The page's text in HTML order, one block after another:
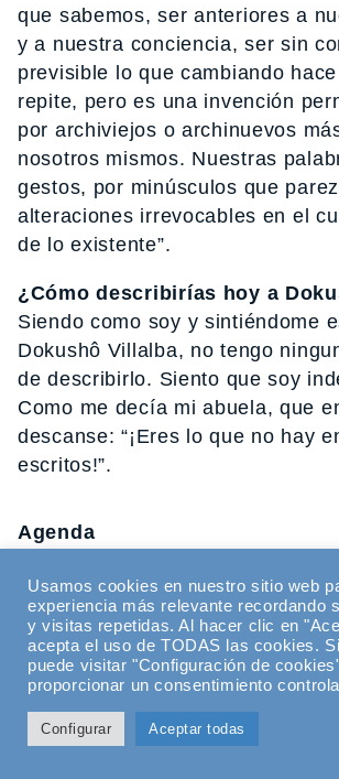
que sabemos, ser anteriores a
y a nuestra conciencia, ser sin
previsible lo que cambiando
repite, pero es una invención
por archiviejos o archinuevos
nosotros mismos. Nuestras
gestos, por minúsculos que
alteraciones irrevocables en el
de lo existente”.
¿Cómo describirías hoy a
Siendo como soy y sintiéndome
Dokushô Villalba, no tengo
de describirlo. Siento que soy
Como me decía mi abuela, que
descanse: “¡Eres lo que no hay
escritos!”.
Agenda
» Retiro de Yoga en el Pirineo
01 08 2026 | Retiro
» más info
» Bhagavad Gita desde dentro Y+
01 08 2026 | Curso
» más info
Usamos cookies en nuestro sitio web
experiencia más relevante recordando
y visitas repetidas. Al hacer clic en
acepta el uso de TODAS las cookies.
puede visitar "Configuración de
proporcionar un consentimiento
Configurar Aceptar todas